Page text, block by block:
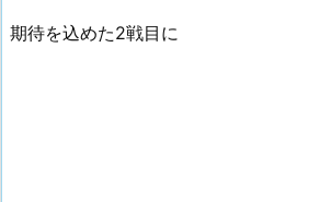
期待を込めた2戦目に